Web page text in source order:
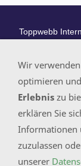
Toppwebb
https://
in.bayern
https://
Wir
optimieren
Erlebnis zu
erklären Sie
Informationen
zuzulassen
unserer